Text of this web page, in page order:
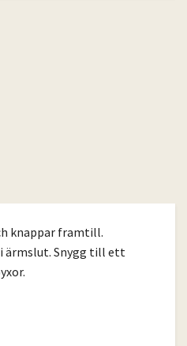
knappar framtill.
ärmslut. Snygg till ett